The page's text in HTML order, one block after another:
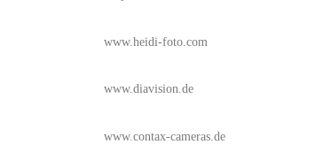
www.heidi-foto.com
www.diavision.de
www.contax-cameras.de